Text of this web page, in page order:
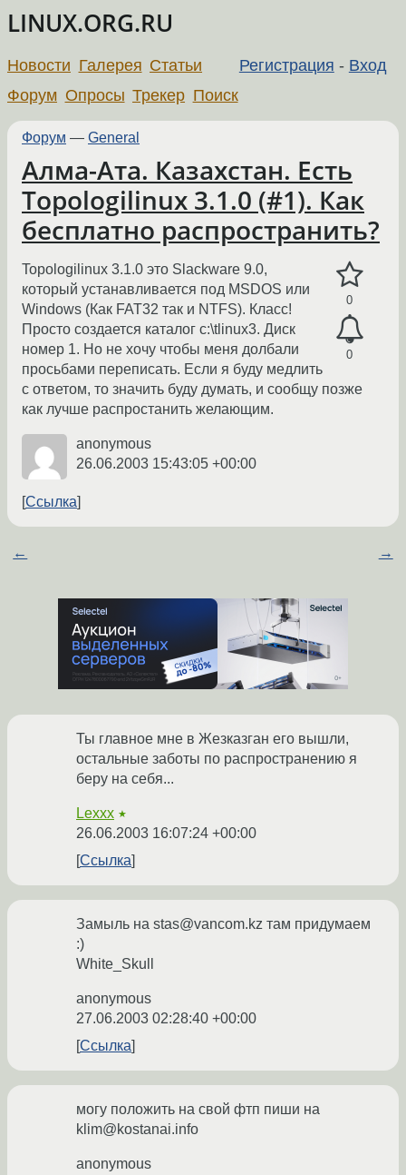
LINUX.ORG.RU
Регистрация - Вход
Новости Галерея Статьи
Форум Опросы Трекер Поиск
Форум — General
Алма-Ата. Казахстан. Есть
Topologilinux 3.1.0 (#1). Как
бесплатно распространить?
0
0
Topologilinux 3.1.0 это Slackware 9.0,
который устанавливается под MSDOS или
Windows (Как FAT32 так и NTFS). Класс!
Просто создается каталог c:\tlinux3. Диск
номер 1. Но не хочу чтобы меня долбали
просьбами переписать. Если я буду медлить
с ответом, то значить буду думать, и сообщу позже
как лучше распростанить желающим.
anonymous
26.06.2003 15:43:05 +00:00
Ссылка
← →
Ты главное мне в Жезказган его вышли,
остальные заботы по распространению я
беру на себя...
Lexxx ★
26.06.2003 16:07:24 +00:00
Ссылка
Замыль на stas@vancom.kz там придумаем
:)
White_Skull
anonymous
27.06.2003 02:28:40 +00:00
Ссылка
могу положить на свой фтп пиши на
klim@kostanai.info
anonymous